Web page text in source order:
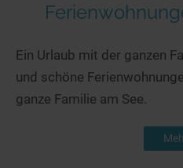
Ein Urlaub mit der ganzen
und schöne
ganze Familie am See.